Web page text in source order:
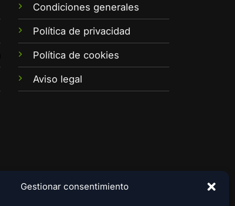
Gestionar consentimiento
Condiciones generales
Política de privacidad
Política de cookies
Aviso legal